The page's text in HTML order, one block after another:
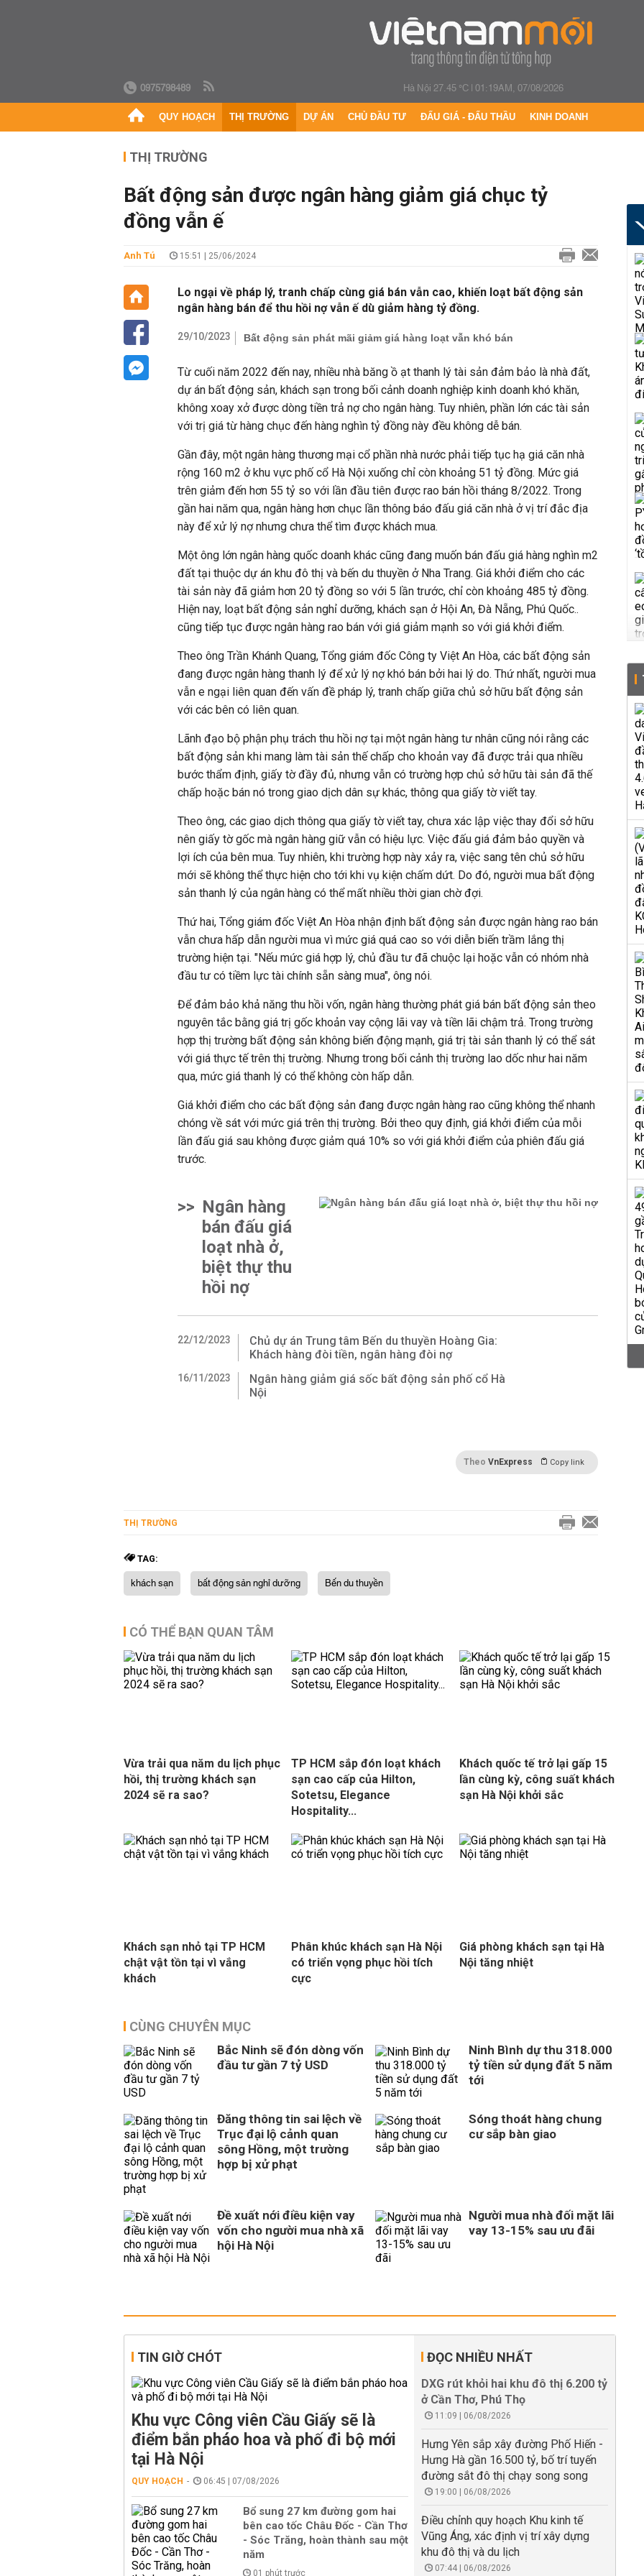
0975798489 Hà Nội 27.45 °C|01:19AM, 07/08/2026
QUY HOẠCH THỊ TRƯỜNG DỰ ÁN CHỦ ĐẦU TƯ ĐẤU GIÁ - ĐẤU THẦU KINH DOANH
THỊ TRƯỜNG
Bất động sản được ngân hàng giảm giá chục tỷ
đồng vẫn ế
Anh Tú 15:51 | 25/06/2024
Lo ngại về pháp lý, tranh chấp cùng giá bán vẫn cao, khiến loạt bất động sản
ngân hàng bán để thu hồi nợ vẫn ế dù giảm hàng tỷ đồng.
29/10/2023 Bất động sản phát mãi giảm giá hàng loạt vẫn khó bán
Từ cuối năm 2022 đến nay, nhiều nhà băng ồ ạt thanh lý tài sản đảm bảo là nhà đất,
dự án bất động sản, khách sạn trong bối cảnh doanh nghiệp kinh doanh khó khăn,
không xoay xở được dòng tiền trả nợ cho ngân hàng. Tuy nhiên, phần lớn các tài sản
với trị giá từ hàng chục đến hàng nghìn tỷ đồng này đều không dễ bán.
Gần đây, một ngân hàng thương mại cổ phần nhà nước phải tiếp tục hạ giá căn nhà
rộng 160 m2 ở khu vực phố cổ Hà Nội xuống chỉ còn khoảng 51 tỷ đồng. Mức giá
trên giảm đến hơn 55 tỷ so với lần đầu tiên được rao bán hồi tháng 8/2022. Trong
gần hai năm qua, ngân hàng hơn chục lần thông báo đấu giá căn nhà ở vị trí đắc địa
này để xử lý nợ nhưng chưa thể tìm được khách mua.
Một ông lớn ngân hàng quốc doanh khác cũng đang muốn bán đấu giá hàng nghìn m2
đất tại thuộc dự án khu đô thị và bến du thuyền ở Nha Trang. Giá khởi điểm cho các
tài sản này đã giảm hơn 20 tỷ đồng so với 5 lần trước, chỉ còn khoảng 485 tỷ đồng.
Hiện nay, loạt bất động sản nghỉ dưỡng, khách sạn ở Hội An, Đà Nẵng, Phú Quốc..
cũng tiếp tục được ngân hàng rao bán với giá giảm mạnh so với giá khởi điểm.
Theo ông Trần Khánh Quang, Tổng giám đốc Công ty Việt An Hòa, các bất động sản
đang được ngân hàng thanh lý để xử lý nợ khó bán bởi hai lý do. Thứ nhất, người mua
vẫn e ngại liên quan đến vấn đề pháp lý, tranh chấp giữa chủ sở hữu bất động sản
với các bên có liên quan.
Lãnh đạo bộ phận phụ trách thu hồi nợ tại một ngân hàng tư nhân cũng nói rằng các
bất động sản khi mang làm tài sản thế chấp cho khoản vay đã được trải qua nhiều
bước thẩm định, giấy tờ đầy đủ, nhưng vẫn có trường hợp chủ sở hữu tài sản đã thế
chấp hoặc bán nó trong giao dịch dân sự khác, thông qua giấy tờ viết tay.
Theo ông, các giao dịch thông qua giấy tờ viết tay, chưa xác lập việc thay đổi sở hữu
nên giấy tờ gốc mà ngân hàng giữ vẫn có hiệu lực. Việc đấu giá đảm bảo quyền và
lợi ích của bên mua. Tuy nhiên, khi trường hợp này xảy ra, việc sang tên chủ sở hữu
mới sẽ không thể thực hiện cho tới khi vụ kiện chấm dứt. Do đó, người mua bất động
sản thanh lý của ngân hàng có thể mất nhiều thời gian chờ đợi.
Thứ hai, Tổng giám đốc Việt An Hòa nhận định bất động sản được ngân hàng rao bán
vẫn chưa hấp dẫn người mua vì mức giá quá cao so với diễn biến trầm lắng thị
trường hiện tại. "Nếu mức giá hợp lý, chủ đầu tư đã chuộc lại hoặc vẫn có nhóm nhà
đầu tư có tiềm lực tài chính sẵn sàng mua", ông nói.
Để đảm bảo khả năng thu hồi vốn, ngân hàng thường phát giá bán bất động sản theo
nguyên tắc bằng giá trị gốc khoản vay cộng lãi vay và tiền lãi chậm trả. Trong trường
hợp thị trường bất động sản không biến động mạnh, giá trị tài sản thanh lý có thể sát
với giá thực tế trên thị trường. Nhưng trong bối cảnh thị trường lao dốc như hai năm
qua, mức giá thanh lý có thể không còn hấp dẫn.
Giá khởi điểm cho các bất động sản đang được ngân hàng rao cũng không thể nhanh
chóng về sát với mức giá trên thị trường. Bởi theo quy định, giá khởi điểm của mỗi
lần đấu giá sau không được giảm quá 10% so với giá khởi điểm của phiên đấu giá
trước.
>> Ngân hàng
bán đấu giá
loạt nhà ở,
biệt thự thu
hồi nợ
22/12/2023
Chủ dự án Trung tâm Bến du thuyền Hoàng Gia:
Khách hàng đòi tiền, ngân hàng đòi nợ
16/11/2023
Ngân hàng giảm giá sốc bất động sản phố cổ Hà
Nội
Theo VnExpress Copy link
THỊ TRƯỜNG
TAG:
khách sạn bất động sản nghỉ dưỡng Bến du thuyền
CÓ THỂ BẠN QUAN TÂM
Vừa trải qua năm du lịch phục
hồi, thị trường khách sạn
2024 sẽ ra sao?
TP HCM sắp đón loạt khách
sạn cao cấp của Hilton,
Sotetsu, Elegance
Hospitality...
Khách quốc tế trở lại gấp 15
lần cùng kỳ, công suất khách
sạn Hà Nội khởi sắc
Khách sạn nhỏ tại TP HCM
chật vật tồn tại vì vắng
khách
Phân khúc khách sạn Hà Nội
có triển vọng phục hồi tích
cực
Giá phòng khách sạn tại Hà
Nội tăng nhiệt
CÙNG CHUYÊN MỤC
Bắc Ninh sẽ đón dòng vốn
đầu tư gần 7 tỷ USD
Ninh Bình dự thu 318.000
tỷ tiền sử dụng đất 5 năm
tới
Đăng thông tin sai lệch về
Trục đại lộ cảnh quan
sông Hồng, một trường
hợp bị xử phạt
Sóng thoát hàng chung
cư sắp bàn giao
Đề xuất nới điều kiện vay
vốn cho người mua nhà xã
hội Hà Nội
Người mua nhà đối mặt lãi
vay 13-15% sau ưu đãi
TIN GIỜ CHÓT
Khu vực Công viên Cầu Giấy sẽ là
điểm bắn pháo hoa và phố đi bộ mới
tại Hà Nội
QUY HOẠCH 06:45 | 07/08/2026
Bổ sung 27 km đường gom hai
bên cao tốc Châu Đốc - Cần Thơ
- Sóc Trăng, hoàn thành sau một
năm
01 phút trước
ĐỌC NHIỀU NHẤT
DXG rút khỏi hai khu đô thị 6.200 tỷ
ở Cần Thơ, Phú Thọ
11:09 | 06/08/2026
Hưng Yên sắp xây đường Phố Hiến -
Hưng Hà gần 16.500 tỷ, bố trí tuyến
đường sắt đô thị chạy song song
19:00 | 06/08/2026
Điều chỉnh quy hoạch Khu kinh tế
Vũng Áng, xác định vị trí xây dựng
khu đô thị và du lịch
07:44 | 06/08/2026